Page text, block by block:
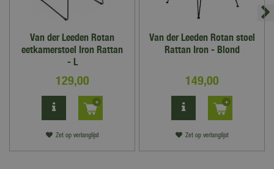
Van der Leeden Rotan
eetkamerstoel Iron Rattan
- L
129,00
Zet op verlanglijst
Van der Leeden Rotan stoel
Rattan Iron - Blond
149,00
Zet op verlanglijst